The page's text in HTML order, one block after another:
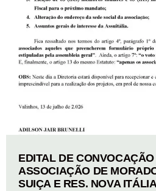
EDITAL DE
ASSOCIAÇÃO DE
SUIÇA E RES. NOVA